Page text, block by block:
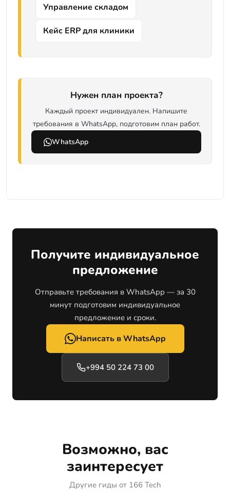
Управление складом
Кейс ERP для клиники
Нужен план проекта?
Каждый проект индивидуален. Напишите
требования в WhatsApp, подготовим план работ.
WhatsApp
Получите индивидуальное
предложение
Отправьте требования в WhatsApp — за 30
минут подготовим индивидуальное
предложение и сроки.
Написать в WhatsApp
+994 50 224 73 00
Возможно, вас
заинтересует
Другие гиды от 166 Tech